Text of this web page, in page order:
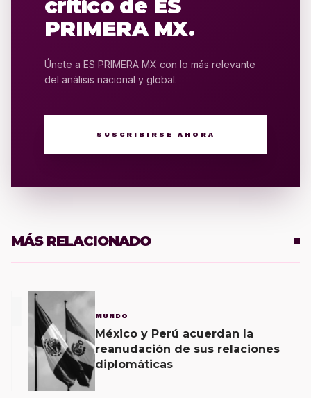
crítico de ES
PRIMERA MX.
Únete a ES PRIMERA MX con lo más relevante
del análisis nacional y global.
SUSCRIBIRSE AHORA
MÁS RELACIONADO
MUNDO
México y Perú acuerdan la
reanudación de sus relaciones
diplomáticas